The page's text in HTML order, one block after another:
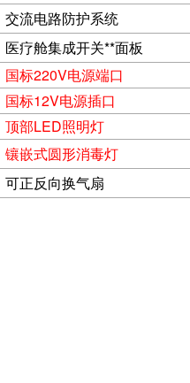
交流电路防护系统
医疗舱集成开关**面板
国标220V电源端口
国标12V电源插口
顶部LED照明灯
镶嵌式圆形消毒灯
可正反向换气扇